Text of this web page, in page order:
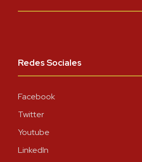
Redes Sociales
Facebook
Twitter
Youtube
LinkedIn